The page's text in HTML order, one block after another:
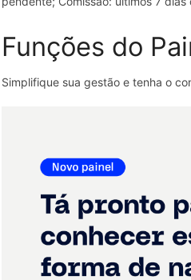
Funções do
Simplifique sua gestão e tenha o